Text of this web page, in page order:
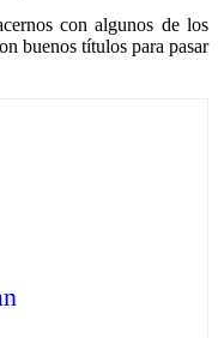
con algunos de los
buenos títulos para pasar